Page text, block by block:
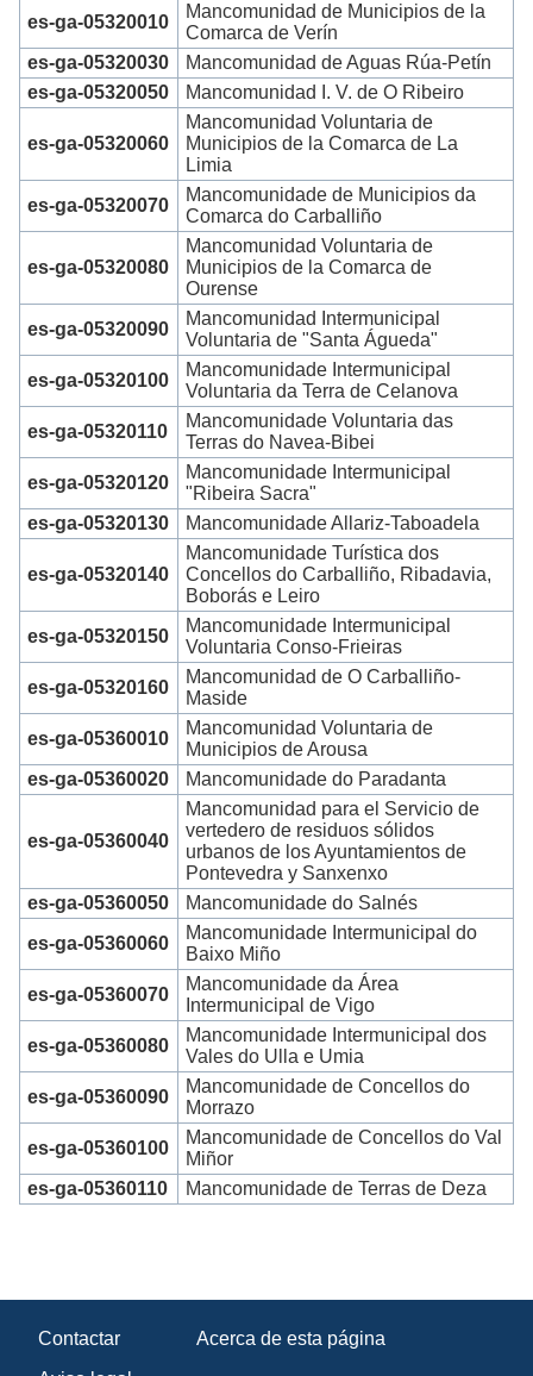
es-ga-05320010
Mancomunidad de Municipios de la
Comarca de Verín
es-ga-05320030
Mancomunidad de Aguas Rúa-Petín
es-ga-05320050
Mancomunidad I. V. de O Ribeiro
es-ga-05320060
Mancomunidad Voluntaria de
Municipios de la Comarca de La
Limia
es-ga-05320070
Mancomunidade de Municipios da
Comarca do Carballiño
es-ga-05320080
Mancomunidad Voluntaria de
Municipios de la Comarca de
Ourense
es-ga-05320090
Mancomunidad Intermunicipal
Voluntaria de "Santa Águeda"
es-ga-05320100
Mancomunidade Intermunicipal
Voluntaria da Terra de Celanova
es-ga-05320110
Mancomunidade Voluntaria das
Terras do Navea-Bibei
es-ga-05320120
Mancomunidade Intermunicipal
"Ribeira Sacra"
es-ga-05320130
Mancomunidade Allariz-Taboadela
es-ga-05320140
Mancomunidade Turística dos
Concellos do Carballiño, Ribadavia,
Boborás e Leiro
es-ga-05320150
Mancomunidade Intermunicipal
Voluntaria Conso-Frieiras
es-ga-05320160
Mancomunidad de O Carballiño-
Maside
es-ga-05360010
Mancomunidad Voluntaria de
Municipios de Arousa
es-ga-05360020
Mancomunidade do Paradanta
es-ga-05360040
Mancomunidad para el Servicio de
vertedero de residuos sólidos
urbanos de los Ayuntamientos de
Pontevedra y Sanxenxo
es-ga-05360050
Mancomunidade do Salnés
es-ga-05360060
Mancomunidade Intermunicipal do
Baixo Miño
es-ga-05360070
Mancomunidade da Área
Intermunicipal de Vigo
es-ga-05360080
Mancomunidade Intermunicipal dos
Vales do Ulla e Umia
es-ga-05360090
Mancomunidade de Concellos do
Morrazo
es-ga-05360100
Mancomunidade de Concellos do Val
Miñor
es-ga-05360110
Mancomunidade de Terras de Deza
Contactar
Acerca de esta página